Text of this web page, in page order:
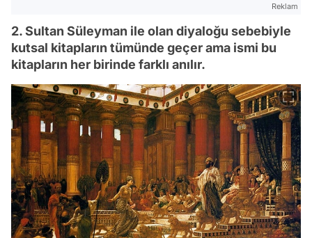
Reklam
2. Sultan Süleyman ile olan diyaloğu sebebiyle
kutsal kitapların tümünde geçer ama ismi bu
kitapların her birinde farklı anılır.